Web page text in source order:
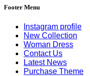
Footer Menu
Instagram profile
New Collection
Woman Dress
Contact Us
Latest News
Purchase Theme